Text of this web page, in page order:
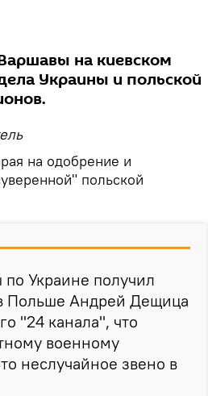
на киевском
Украины и польской
на одобрение и
польской
Украине получил
Польше Андрей Дещица
"24 канала", что
военному
неслучайное звено в